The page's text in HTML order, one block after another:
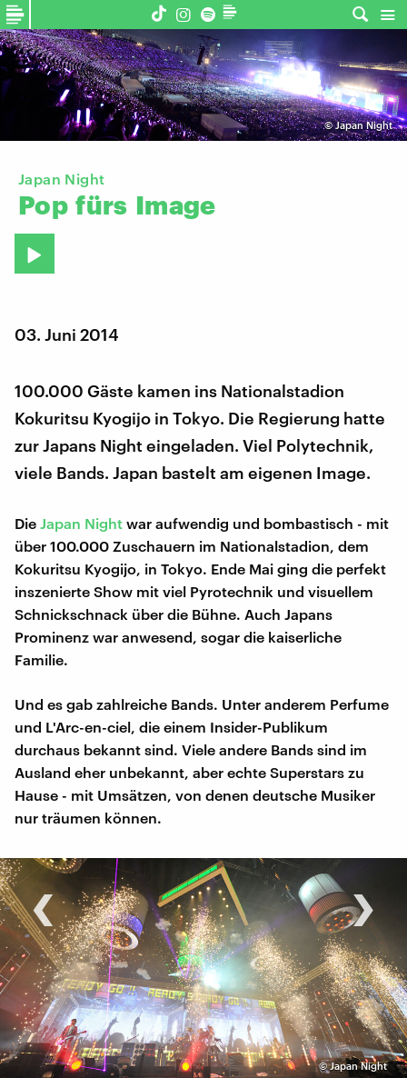
©Japan Night
Japan Night
Pop fürs Image
03. Juni 2014
100.000 Gäste kamen ins Nationalstadion
Kokuritsu Kyogijo in Tokyo. Die Regierung hatte
zur Japans Night eingeladen. Viel Polytechnik,
viele Bands. Japan bastelt am eigenen Image.
Die Japan Night war aufwendig und bombastisch - mit
über 100.000 Zuschauern im Nationalstadion, dem
Kokuritsu Kyogijo, in Tokyo. Ende Mai ging die perfekt
inszenierte Show mit viel Pyrotechnik und visuellem
Schnickschnack über die Bühne. Auch Japans
Prominenz war anwesend, sogar die kaiserliche
Familie.
Und es gab zahlreiche Bands. Unter anderem Perfume
und L'Arc-en-ciel, die einem Insider-Publikum
durchaus bekannt sind. Viele andere Bands sind im
Ausland eher unbekannt, aber echte Superstars zu
Hause - mit Umsätzen, von denen deutsche Musiker
nur träumen können.
©Japan Night
‹ ›